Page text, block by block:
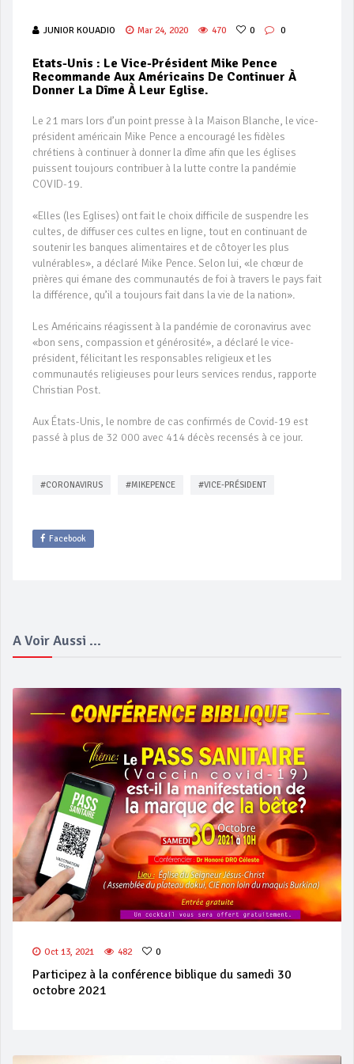
JUNIOR KOUADIO Mar 24, 2020 470 0 0
Etats-Unis : Le Vice-Président Mike Pence
Recommande Aux Américains De Continuer À
Donner La Dîme À Leur Eglise.
Le 21 mars lors d’un point presse à la Maison Blanche, le vice-
président américain Mike Pence a encouragé les fidèles
chrétiens à continuer à donner la dîme afin que les églises
puissent toujours contribuer à la lutte contre la pandémie
COVID-19.
«Elles (les Eglises) ont fait le choix difficile de suspendre les
cultes, de diffuser ces cultes en ligne, tout en continuant de
soutenir les banques alimentaires et de côtoyer les plus
vulnérables», a déclaré Mike Pence. Selon lui, «le chœur de
prières qui émane des communautés de foi à travers le pays fait
la différence, qu’il a toujours fait dans la vie de la nation».
Les Américains réagissent à la pandémie de coronavirus avec
«bon sens, compassion et générosité», a déclaré le vice-
président, félicitant les responsables religieux et les
communautés religieuses pour leurs services rendus, rapporte
Christian Post.
Aux États-Unis, le nombre de cas confirmés de Covid-19 est
passé à plus de 32 000 avec 414 décès recensés à ce jour.
#CORONAVIRUS #MIKEPENCE #VICE-PRÉSIDENT
Facebook
A Voir Aussi ...
Oct 13, 2021 482 0
Participez à la conférence biblique du samedi 30
octobre 2021